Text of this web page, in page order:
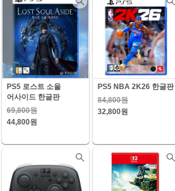
PS5 로스트 소울
어사이드 한글판
69,800원
44,800원
PS5 NBA 2K26 한글판
84,800원
32,800원